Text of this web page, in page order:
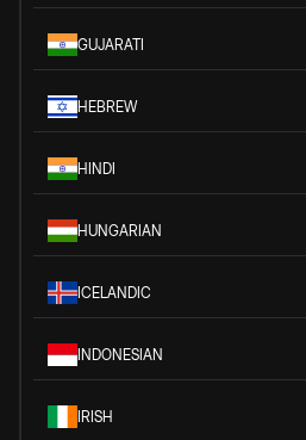
GUJARATI
HEBREW
HINDI
HUNGARIAN
ICELANDIC
INDONESIAN
IRISH